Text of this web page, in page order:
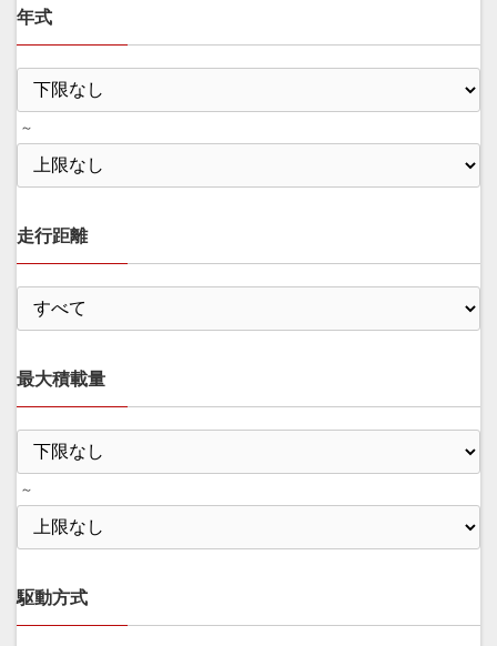
年式
～
走行距離
最大積載量
～
駆動方式